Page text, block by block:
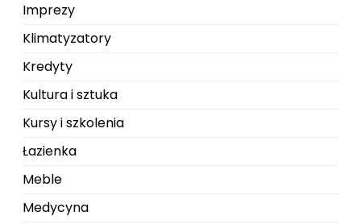
Imprezy
Klimatyzatory
Kredyty
Kultura i sztuka
Kursy i szkolenia
Łazienka
Meble
Medycyna